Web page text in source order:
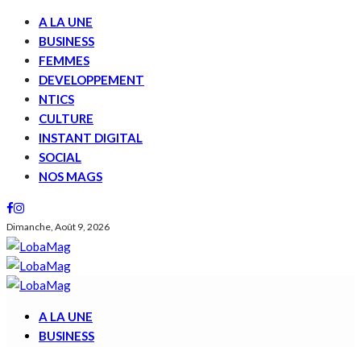
A LA UNE
BUSINESS
FEMMES
DEVELOPPEMENT
NTICS
CULTURE
INSTANT DIGITAL
SOCIAL
NOS MAGS
Dimanche, Août 9, 2026
A LA UNE
BUSINESS